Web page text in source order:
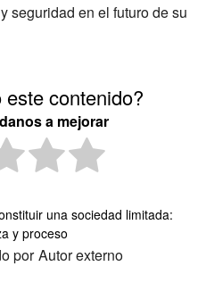
seguridad en el futuro de su
este contenido?
a mejorar
una sociedad limitada:
y proceso
por Autor externo